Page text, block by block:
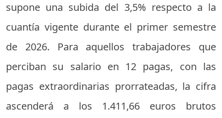
supone una subida del 3,5% respecto a la
cuantía vigente durante el primer semestre
de 2026. Para aquellos trabajadores que
perciban su salario en 12 pagas, con las
pagas extraordinarias prorrateadas, la cifra
ascenderá a los 1.411,66 euros brutos